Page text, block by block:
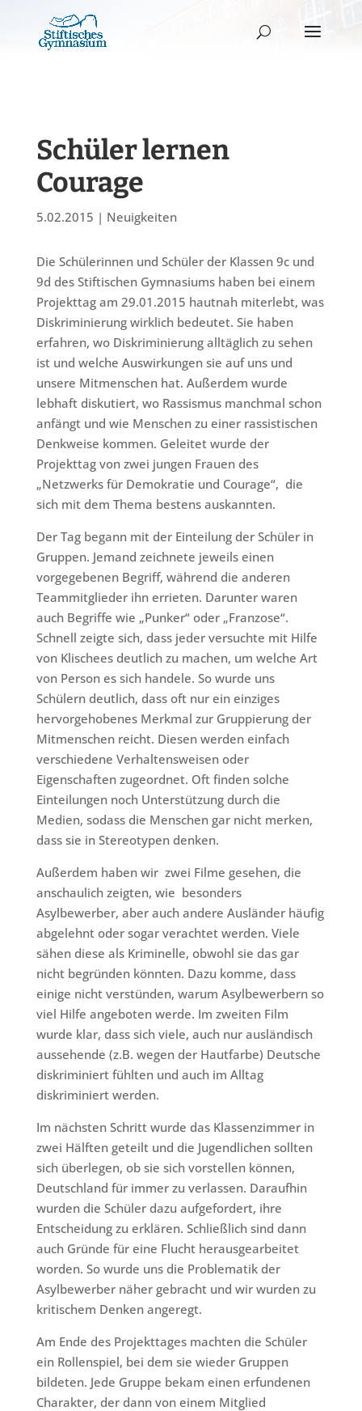
Schüler lernen
Courage
5.02.2015 | Neuigkeiten
Die Schülerinnen und Schüler der Klassen 9c und
9d des Stiftischen Gymnasiums haben bei einem
Projekttag am 29.01.2015 hautnah miterlebt, was
Diskriminierung wirklich bedeutet. Sie haben
erfahren, wo Diskriminierung alltäglich zu sehen
ist und welche Auswirkungen sie auf uns und
unsere Mitmenschen hat. Außerdem wurde
lebhaft diskutiert, wo Rassismus manchmal schon
anfängt und wie Menschen zu einer rassistischen
Denkweise kommen. Geleitet wurde der
Projekttag von zwei jungen Frauen des
„Netzwerks für Demokratie und Courage“, die
sich mit dem Thema bestens auskannten.
Der Tag begann mit der Einteilung der Schüler in
Gruppen. Jemand zeichnete jeweils einen
vorgegebenen Begriff, während die anderen
Teammitglieder ihn errieten. Darunter waren
auch Begriffe wie „Punker“ oder „Franzose“.
Schnell zeigte sich, dass jeder versuchte mit Hilfe
von Klischees deutlich zu machen, um welche Art
von Person es sich handele. So wurde uns
Schülern deutlich, dass oft nur ein einziges
hervorgehobenes Merkmal zur Gruppierung der
Mitmenschen reicht. Diesen werden einfach
verschiedene Verhaltensweisen oder
Eigenschaften zugeordnet. Oft finden solche
Einteilungen noch Unterstützung durch die
Medien, sodass die Menschen gar nicht merken,
dass sie in Stereotypen denken.
Außerdem haben wir zwei Filme gesehen, die
anschaulich zeigten, wie besonders
Asylbewerber, aber auch andere Ausländer häufig
abgelehnt oder sogar verachtet werden. Viele
sähen diese als Kriminelle, obwohl sie das gar
nicht begründen könnten. Dazu komme, dass
einige nicht verstünden, warum Asylbewerbern so
viel Hilfe angeboten werde. Im zweiten Film
wurde klar, dass sich viele, auch nur ausländisch
aussehende (z.B. wegen der Hautfarbe) Deutsche
diskriminiert fühlten und auch im Alltag
diskriminiert werden.
Im nächsten Schritt wurde das Klassenzimmer in
zwei Hälften geteilt und die Jugendlichen sollten
sich überlegen, ob sie sich vorstellen können,
Deutschland für immer zu verlassen. Daraufhin
wurden die Schüler dazu aufgefordert, ihre
Entscheidung zu erklären. Schließlich sind dann
auch Gründe für eine Flucht herausgearbeitet
worden. So wurde uns die Problematik der
Asylbewerber näher gebracht und wir wurden zu
kritischem Denken angeregt.
Am Ende des Projekttages machten die Schüler
ein Rollenspiel, bei dem sie wieder Gruppen
bildeten. Jede Gruppe bekam einen erfundenen
Charakter, der dann von einem Mitglied